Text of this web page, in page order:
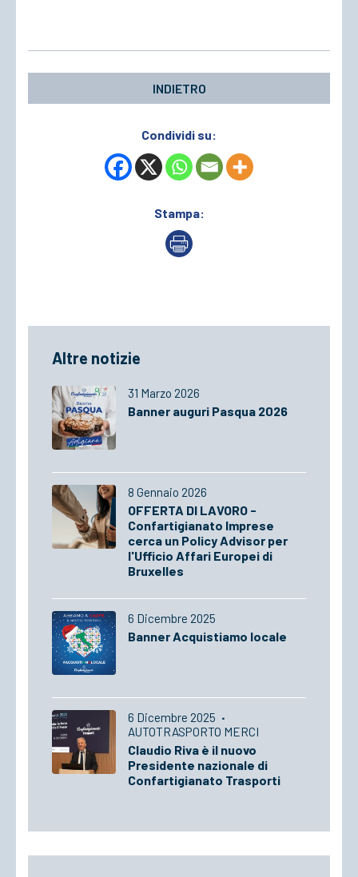
INDIETRO
Condividi su:
Stampa:
Altre notizie
31 Marzo 2026
Banner auguri Pasqua 2026
8 Gennaio 2026
OFFERTA DI LAVORO -
Confartigianato Imprese
cerca un Policy Advisor per
l'Ufficio Affari Europei di
Bruxelles
6 Dicembre 2025
Banner Acquistiamo locale
6 Dicembre 2025 ·
AUTOTRASPORTO MERCI
Claudio Riva è il nuovo
Presidente nazionale di
Confartigianato Trasporti